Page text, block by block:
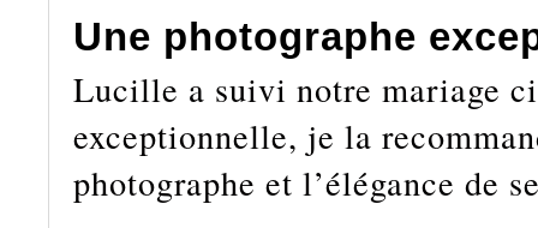
Une photographe
Lucille a suivi notre mariage
exceptionnelle, je la
photographe et l’élégance de